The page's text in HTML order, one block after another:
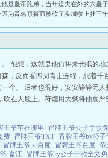
是皇帝胞弟，当年遗失在外的六皇
为冒名顶替而被砍了头城楼上挂三
称陛下亲弟，陛下封他做亲王。我
俩。”“我等忠臣都在陛下眼皮子
日三问：“今天桓王殿下被看穿了
去了。”群臣：“！！”是上天赐给
候知道他是冒牌王爷啦。轻松向宫
他想，这就是他们将来长眠的
，反而看四周青山连绵，想着
个。 后者也很好，安安静静无
在人脸上。苻煌用大氅将他裹
王爷车在哪里 冒牌王爷公子于歌
费 冒牌王爷TXT 冒牌王爷by公
冒牌王爷txt百度 冒牌王爷百度 帝
晋江 冒牌王爷by公子于歌全文